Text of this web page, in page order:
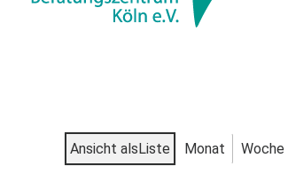
Ansicht alsListe Monat Woche